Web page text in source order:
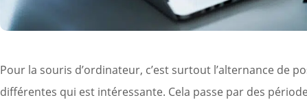
Pour la souris d’ordinateur, c’est surtout l’alternance de
différentes qui est intéressante. Cela passe par des